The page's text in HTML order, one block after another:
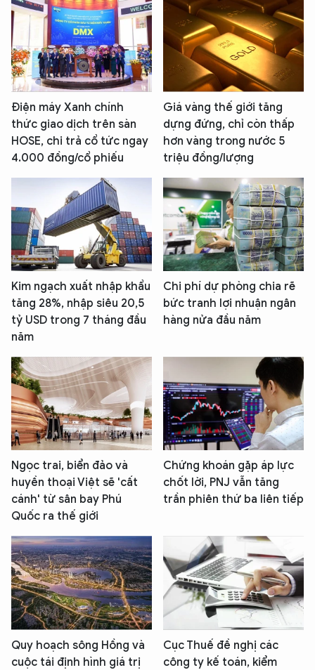
Điện máy Xanh chính
thức giao dịch trên sàn
HOSE, chi trả cổ tức ngay
4.000 đồng/cổ phiếu
Giá vàng thế giới tăng
dựng đứng, chỉ còn thấp
hơn vàng trong nước 5
triệu đồng/lượng
Kim ngạch xuất nhập khẩu
tăng 28%, nhập siêu 20,5
tỷ USD trong 7 tháng đầu
năm
Chi phí dự phòng chia rẽ
bức tranh lợi nhuận ngân
hàng nửa đầu năm
Ngọc trai, biển đảo và
huyền thoại Việt sẽ 'cất
cánh' từ sân bay Phú
Quốc ra thế giới
Chứng khoán gặp áp lực
chốt lời, PNJ vẫn tăng
trần phiên thứ ba liên tiếp
Quy hoạch sông Hồng và
cuộc tái định hình giá trị
Cục Thuế đề nghị các
công ty kế toán, kiểm